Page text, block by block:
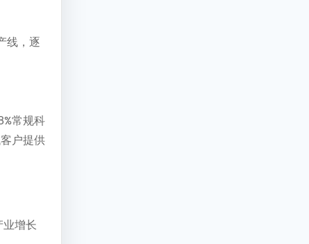
线，逐
常规科
户提供
增长